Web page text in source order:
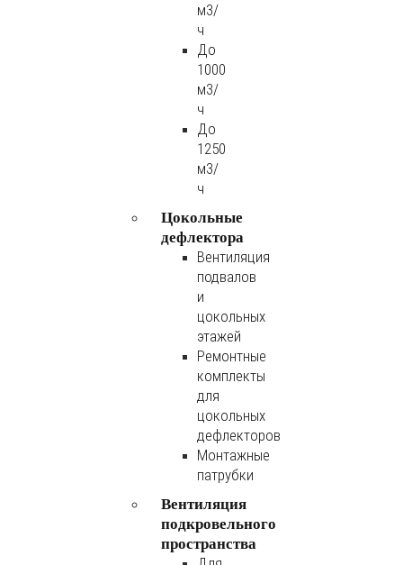
м3/
ч
До
1000
м3/
ч
До
1250
м3/
ч
Цокольные
дефлектора
Вентиляция
подвалов
и
цокольных
этажей
Ремонтные
комплекты
для
цокольных
дефлекторов
Монтажные
патрубки
Вентиляция
подкровельного
пространства